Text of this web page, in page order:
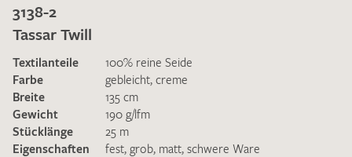
3138-2
Tassar Twill
Textilanteile
100% reine Seide
Farbe
gebleicht, creme
Breite
135 cm
Gewicht
190 g/lfm
Stücklänge
25 m
Eigenschaften
fest, grob, matt, schwere Ware